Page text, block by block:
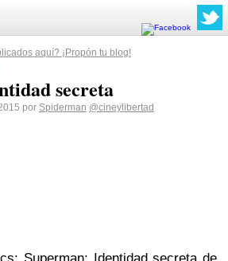
aquí? ¡Propón tu blog!
secreta
por Spiderman @cineylibertad